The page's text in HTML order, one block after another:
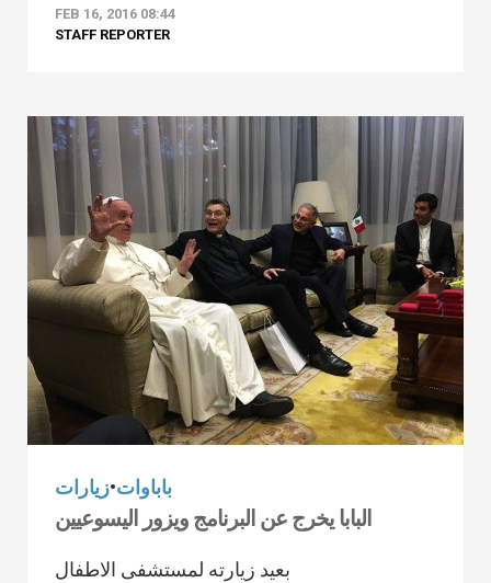
FEB 16, 2016 08:44
STAFF REPORTER
باباوات•زيارات
البابا يخرج عن البرنامج ويزور اليسوعيين
بعيد زيارته لمستشفى الاطفال